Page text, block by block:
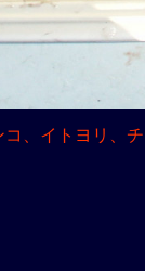
、イトヨリ、